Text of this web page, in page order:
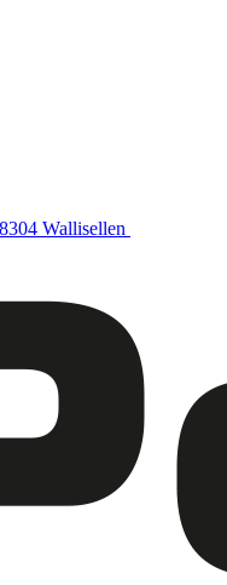
Wallisellen